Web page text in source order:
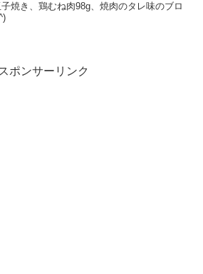
焼き、鶏むね肉98g、焼肉のタレ味のブロ
スポンサーリンク